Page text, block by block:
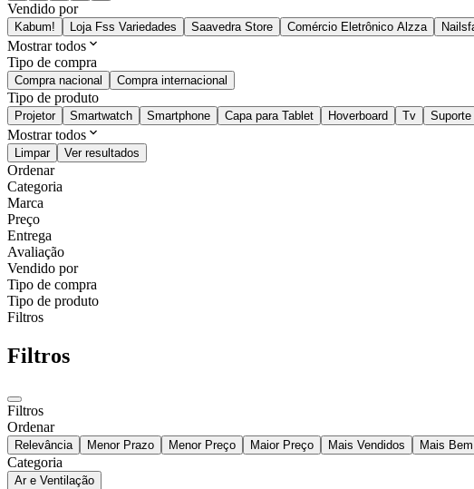
Vendido por
Kabum! Loja Fss Variedades Saavedra Store Comércio Eletrônico Alzza
Mostrar todos
Tipo de compra
Compra nacional Compra internacional
Tipo de produto
Projetor Smartwatch Smartphone Capa para Tablet Hoverboard Tv
Mostrar todos
Limpar Ver resultados
Ordenar
Categoria
Marca
Preço
Entrega
Avaliação
Vendido por
Tipo de compra
Tipo de produto
Filtros
Filtros
Filtros
Ordenar
Relevância Menor Prazo Menor Preço Maior Preço Mais Vendidos Mais
Categoria
Ar e Ventilação